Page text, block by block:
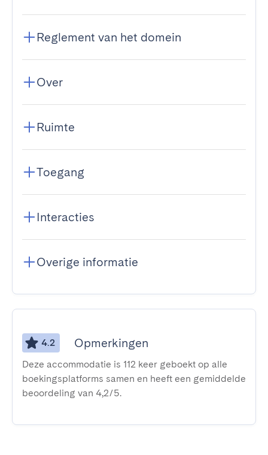
Reglement van het domein
Over
Ruimte
Toegang
Interacties
Overige informatie
4.2 Opmerkingen
Deze accommodatie is 112 keer geboekt op alle
boekingsplatforms samen en heeft een gemiddelde
beoordeling van 4,2/5.